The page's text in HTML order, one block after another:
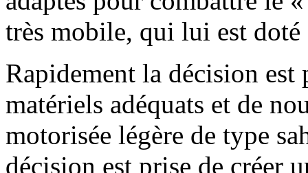
très mobile, qui lui est
Rapidement la décision
matériels adéquats et de
motorisée légère de type
décision est prise de créer